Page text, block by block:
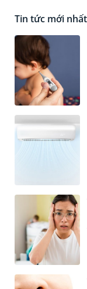
Tin tức mới nhất